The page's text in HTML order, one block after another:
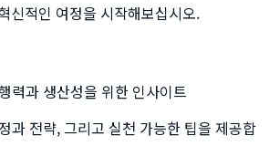
신적인 여정을 시작해보십시오.
력과 생산성을 위한 인사이트
과 전략, 그리고 실천 가능한 팁을 제공합